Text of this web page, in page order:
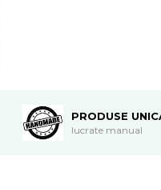
PRODUSE
lucrate manual